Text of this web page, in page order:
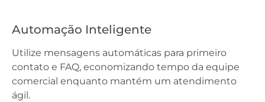
Automação Inteligente
Utilize mensagens automáticas para primeiro
contato e FAQ, economizando tempo da equipe
comercial enquanto mantém um atendimento
ágil.